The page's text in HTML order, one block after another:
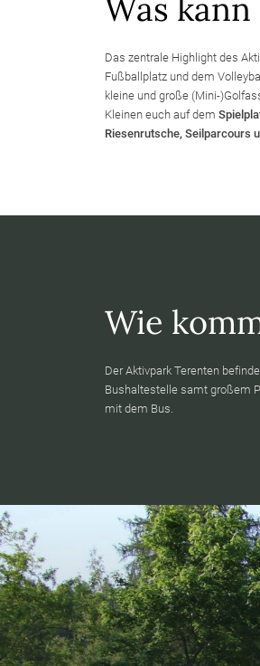
Was
Das zentrale Highlight des
Fußballplatz und dem
kleine und große (Mini-
Kleinen euch auf dem
Riesenrutsche, Seilparcours
Wie
Der Aktivpark Terenten
Bushaltestelle samt großem
mit dem Bus.